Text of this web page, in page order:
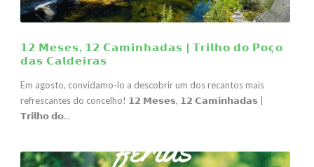
𝟭𝟮 𝗠𝗲𝘀𝗲𝘀, 𝟭𝟮 𝗖𝗮𝗺𝗶𝗻𝗵𝗮𝗱𝗮𝘀 | 𝗧𝗿𝗶𝗹𝗵𝗼 𝗱𝗼 𝗣𝗼𝗰̧𝗼
𝗱𝗮𝘀 𝗖𝗮𝗹𝗱𝗲𝗶𝗿𝗮𝘀
Em agosto, convidamo-lo a descobrir um dos recantos mais
refrescantes do concelho! 𝟭𝟮 𝗠𝗲𝘀𝗲𝘀, 𝟭𝟮 𝗖𝗮𝗺𝗶𝗻𝗵𝗮𝗱𝗮𝘀 |
𝗧𝗿𝗶𝗹𝗵𝗼 𝗱𝗼...